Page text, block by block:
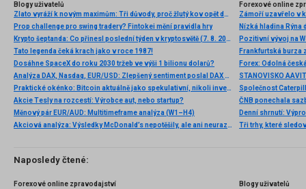
Blogy uživatelů
Zlato vyráží k novým maximům: Tři důvody, proč žlutý kov opět dominuje
Prop challenge pro swing tradery? Fintokei mění pravidla hry
Krypto šeptanda: Co přinesl poslední týden v kryptosvětě (7. 8. 2026)
Tato legenda čeká krach jako v roce 1987!
Dosáhne SpaceX do roku 2030 tržeb ve výši 1 bilionu dolarů?
Analýza DAX, Nasdaq, EUR/USD: Zlepšený sentiment poslal DAX na nová maxima
Praktické okénko: Bitcoin aktuálně jako spekulativní, nikoli investiční aktivum
Akcie Tesly na rozcestí: Výrobce aut, nebo startup?
Měnový pár EUR/AUD: Multitimeframe analýza (W1–H4)
Akciová analýza: Výsledky McDonald’s nepotěšily, ale ani neurazily. Jakou vizi společnost prezentovala?
Forexové online
Nízká hladina
Pozitivní vývoj na
Frankfurtská burza
Denní shrnutí:
Tři trhy, které
Naposledy čtené:
Forexové online zpravodajství
Blogy uživatelů